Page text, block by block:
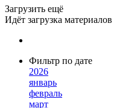
Загрузить ещё
Идёт загрузка материалов
Фильтр по дате
2026
январь
февраль
март